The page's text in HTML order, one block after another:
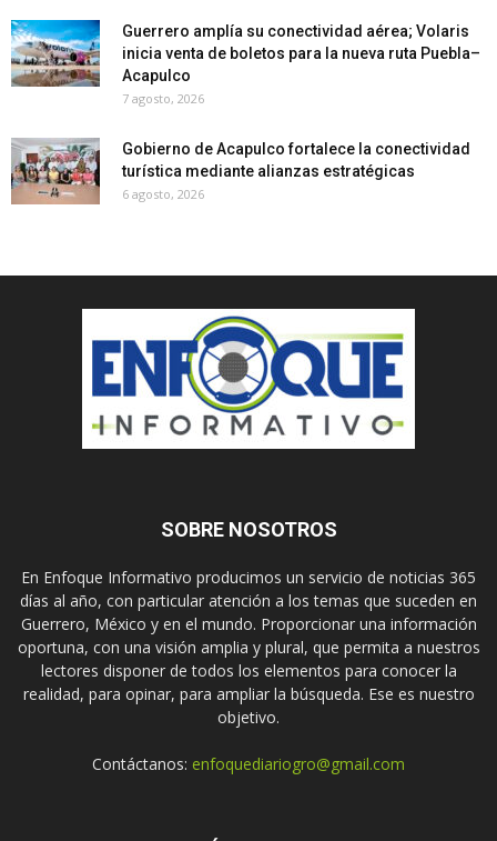
Guerrero amplía su conectividad aérea; Volaris
inicia venta de boletos para la nueva ruta Puebla–
Acapulco
7 agosto, 2026
Gobierno de Acapulco fortalece la conectividad
turística mediante alianzas estratégicas
6 agosto, 2026
SOBRE NOSOTROS
En Enfoque Informativo producimos un servicio de noticias 365
días al año, con particular atención a los temas que suceden en
Guerrero, México y en el mundo. Proporcionar una información
oportuna, con una visión amplia y plural, que permita a nuestros
lectores disponer de todos los elementos para conocer la
realidad, para opinar, para ampliar la búsqueda. Ese es nuestro
objetivo.
Contáctanos: enfoquediariogro@gmail.com